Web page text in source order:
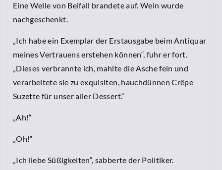
Eine Welle von Beifall brandete auf. Wein wurde
nachgeschenkt.
„Ich habe ein Exemplar der Erstausgabe beim Antiquar
meines Vertrauens erstehen können“, fuhr er fort.
„Dieses verbrannte ich, mahlte die Asche fein und
verarbeitete sie zu exquisiten, hauchdünnen Crêpe
Suzette für unser aller Dessert.“
„Ah!“
„Oh!“
„Ich liebe Süßigkeiten“, sabberte der Politiker.